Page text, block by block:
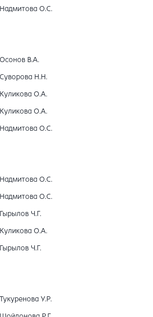
Надмитова О.С.
Осонов В.А.
Суворова Н.Н.
Куликова О.А.
Куликова О.А.
Надмитова О.С.
Надмитова О.С.
Надмитова О.С.
Гырылов Ч.Г.
Куликова О.А.
Гырылов Ч.Г.
Тукуренова У.Р.